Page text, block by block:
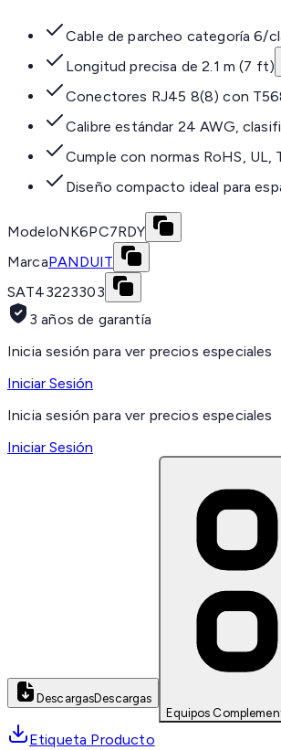
Cable de parcheo categoría 6/
Longitud precisa de 2.1 m (7 ft)
Conectores RJ45 8(8) con
Calibre estándar 24 AWG,
Cumple con normas RoHS, UL,
Diseño compacto ideal para
ModeloNK6PC7RDY
MarcaPANDUIT
SAT43223303
3 años de garantía
Inicia sesión para ver precios especiales
Iniciar Sesión
Inicia sesión para ver precios especiales
Iniciar Sesión
DescargasDescargas
Equipos
Etiqueta Producto